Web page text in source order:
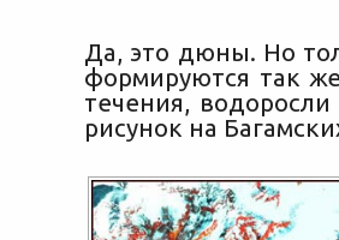
Да, это дюны. Но
формируются так
течения,
рисунок на